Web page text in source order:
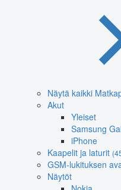
Näytä kaikki
Akut
Yleiset
Samsung
iPhone
Kaapelit ja laturit
GSM-lukituksen
Näytöt